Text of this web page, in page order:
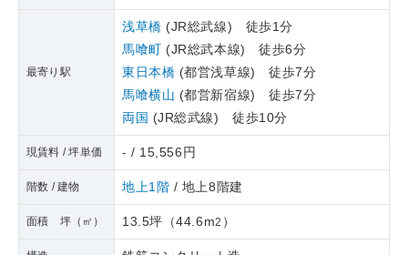
最寄り駅
浅草橋 (JR総武線) 徒歩1分
馬喰町 (JR総武本線) 徒歩6分
東日本橋 (都営浅草線) 徒歩7分
馬喰横山 (都営新宿線) 徒歩7分
両国 (JR総武線) 徒歩10分
現賃料 / 坪単価 - / 15,556円
階数 / 建物 地上1階 / 地上8階建
面積 坪（㎡） 13.5坪 （44.6m2 ）